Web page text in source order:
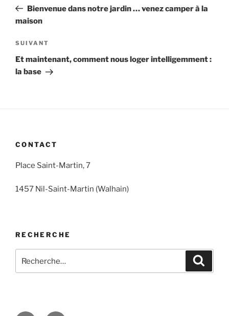
l’article
précédent
Bienvenue dans notre jardin … venez camper à la
maison
Article
suivant
SUIVANT
Et maintenant, comment nous loger intelligemment :
la base
CONTACT
Place Saint-Martin, 7
1457 Nil-Saint-Martin (Walhain)
RECHERCHE
pour